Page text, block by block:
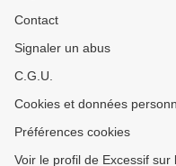
Contact
Signaler un abus
C.G.U.
Cookies et données
Préférences cookies
Voir le profil de Excessif sur